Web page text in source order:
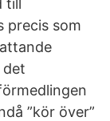
till
precis som
det
”kör över”